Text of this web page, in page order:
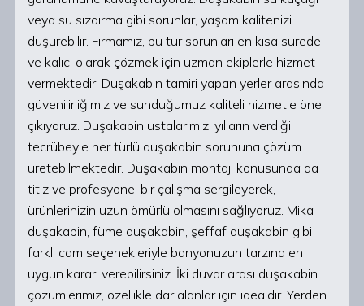
veya su sızdırma gibi sorunlar, yaşam kalitenizi
düşürebilir. Firmamız, bu tür sorunları en kısa sürede
ve kalıcı olarak çözmek için uzman ekiplerle hizmet
vermektedir. Duşakabin tamiri yapan yerler arasında
güvenilirliğimiz ve sunduğumuz kaliteli hizmetle öne
çıkıyoruz. Duşakabin ustalarımız, yılların verdiği
tecrübeyle her türlü duşakabin sorununa çözüm
üretebilmektedir. Duşakabin montajı konusunda da
titiz ve profesyonel bir çalışma sergileyerek,
ürünlerinizin uzun ömürlü olmasını sağlıyoruz. Mika
duşakabin, füme duşakabin, şeffaf duşakabin gibi
farklı cam seçenekleriyle banyonuzun tarzına en
uygun kararı verebilirsiniz. İki duvar arası duşakabin
çözümlerimiz, özellikle dar alanlar için idealdir. Yerden